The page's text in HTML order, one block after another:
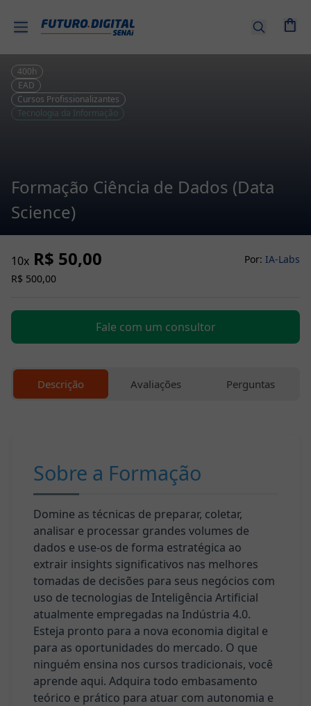
Cadastre-
se
Cursos
por
EAD
Cursos
Técnicos
Cursos
Graduação
Blog
Escolha
curso
Fale
conosco
- FAQ
Blog
400h
EAD
Cursos Profissionalizantes
Tecnologia da Informação
Formação Ciência de Dados (Data
Science)
10x R$ 50,00
R$ 500,00
Por: IA-Labs
Fale com um consultor
Descrição Avaliações Perguntas
Sobre a Formação
Domine as técnicas de preparar, coletar,
analisar e processar grandes volumes de
dados e use-os de forma estratégica ao
extrair insights significativos nas melhores
tomadas de decisões para seus negócios com
uso de tecnologias de Inteligência Artificial
atualmente empregadas na Indústria 4.0.
Esteja pronto para a nova economia digital e
para as oportunidades do mercado. O que
ninguém ensina nos cursos tradicionais, você
aprende aqui. Adquira todo embasamento
teórico e prático para atuar com autonomia e